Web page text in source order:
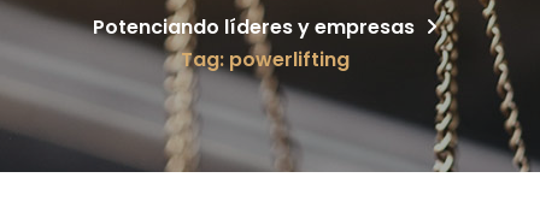
Potenciando líderes y empresas
Tag: powerlifting